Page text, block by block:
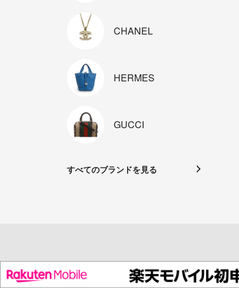
CHANEL
HERMES
GUCCI
すべてのブランドを見る